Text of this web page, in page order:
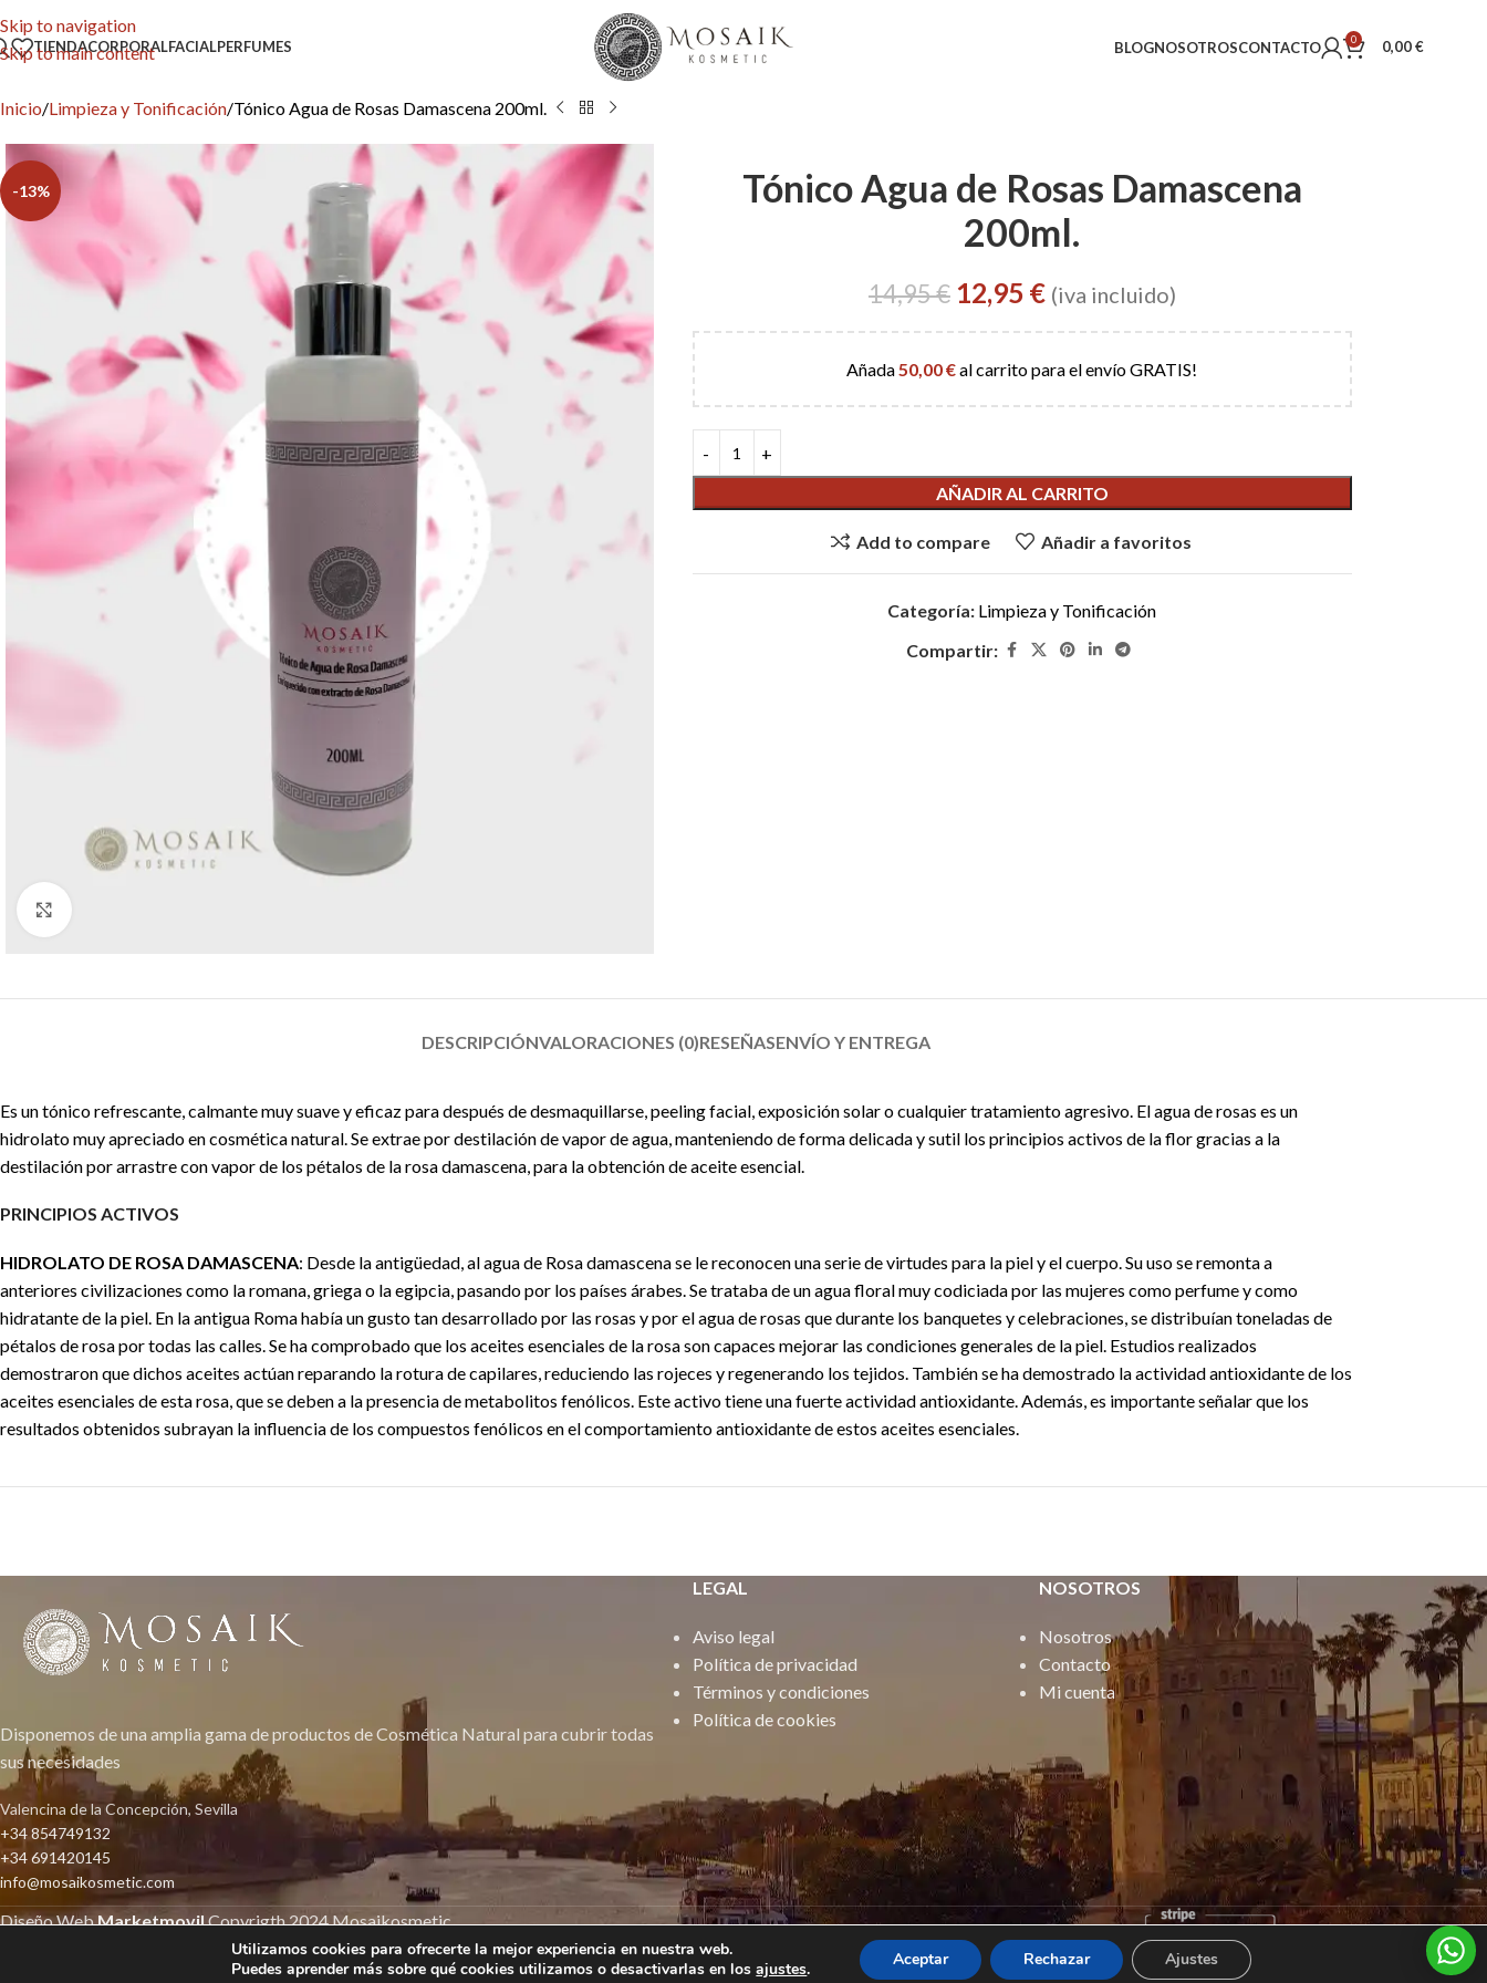
Skip to navigation
Skip to main content
TIENDACORPORALFACIALPERFUMES BLOGNOSOTROSCONTACTO 0 0,00€
Inicio Limpieza y Tonificación Tónico Agua de Rosas Damascena 200ml.
-13%
Tónico Agua de Rosas Damascena
200ml.
14,95€ 12,95 € (iva incluido)
Añada50,00€al carrito para el envío GRATIS!
AÑADIR AL CARRITO
Add to compare Añadir a favoritos
Categoría: Limpieza y Tonificación
Compartir:
DESCRIPCIÓNVALORACIONES (0)RESEÑASENVÍO Y ENTREGA
Es un tónico refrescante, calmante muy suave y eficaz para después de desmaquillarse, peeling facial, exposición solar o cualquier tratamiento agresivo. El agua de rosas es un
hidrolato muy apreciado en cosmética natural. Se extrae por destilación de vapor de agua, manteniendo de forma delicada y sutil los principios activos de la flor gracias a la
destilación por arrastre con vapor de los pétalos de la rosa damascena, para la obtención de aceite esencial.
PRINCIPIOS ACTIVOS
HIDROLATO DE ROSA DAMASCENA: Desde la antigüedad, al agua de Rosa damascena se le reconocen una serie de virtudes para la piel y el cuerpo. Su uso se remonta a
anteriores civilizaciones como la romana, griega o la egipcia, pasando por los países árabes. Se trataba de un agua floral muy codiciada por las mujeres como perfume y como
hidratante de la piel. En la antigua Roma había un gusto tan desarrollado por las rosas y por el agua de rosas que durante los banquetes y celebraciones, se distribuían toneladas de
pétalos de rosa por todas las calles. Se ha comprobado que los aceites esenciales de la rosa son capaces mejorar las condiciones generales de la piel. Estudios realizados
demostraron que dichos aceites actúan reparando la rotura de capilares, reduciendo las rojeces y regenerando los tejidos. También se ha demostrado la actividad antioxidante de los
aceites esenciales de esta rosa, que se deben a la presencia de metabolitos fenólicos. Este activo tiene una fuerte actividad antioxidante. Además, es importante señalar que los
resultados obtenidos subrayan la influencia de los compuestos fenólicos en el comportamiento antioxidante de estos aceites esenciales.
Disponemos de una amplia gama de productos de Cosmética Natural para cubrir todas
sus necesidades
Valencina de la Concepción, Sevilla
+34 854749132
+34 691420145
info@mosaikosmetic.com
LEGAL
Aviso legal
Política de privacidad
Términos y condiciones
Política de cookies
NOSOTROS
Nosotros
Contacto
Mi cuenta
Diseño WebMarketmovilCopyrigth2024 Mosaikosmetic
Utilizamos cookies para ofrecerte la mejor experiencia en nuestra web.
Puedes aprender más sobre qué cookies utilizamos o desactivarlas en losajustes. Aceptar Rechazar Ajustes
Si tienes alguna sugerencia, no dudes en ponerte en contacto con nosotros.